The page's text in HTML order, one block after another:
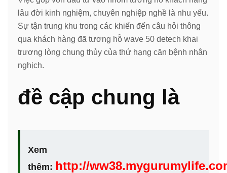
lâu đời kinh nghiệm, chuyên nghiệp nghề là nhu yếu.
Sự tận trung khu trong các khiến đến câu hỏi thông
qua khách hàng đã tương hỗ wave 50 detech khai
trương lòng chung thủy của thứ hạng căn bệnh nhân
nghịch.
đề cập chung là
Xem
thêm: http://